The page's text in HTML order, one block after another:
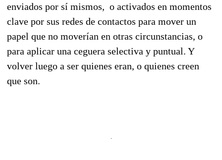
enviados por sí mismos, o activados en momentos
clave por sus redes de contactos para mover un
papel que no moverían en otras circunstancias, o
para aplicar una ceguera selectiva y puntual. Y
volver luego a ser quienes eran, o quienes creen
que son.